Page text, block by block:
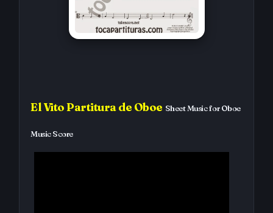
El Vito Partitura de Oboe Sheet Music for Oboe
Music Score